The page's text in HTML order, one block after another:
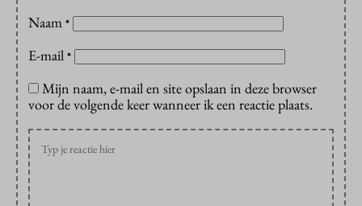
Naam *
E-mail *
Mijn naam, e-mail en site opslaan in deze browser
voor de volgende keer wanneer ik een reactie plaats.